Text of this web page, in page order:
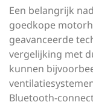
Een belangrijk
goedkope
geavanceerde
vergelijking met
kunnen
Bluetooth-